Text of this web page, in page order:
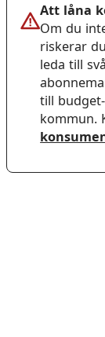
Att låna
Om du
riskerar
leda till
till
kommun.